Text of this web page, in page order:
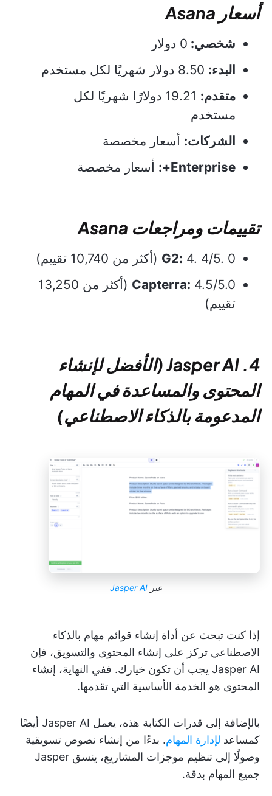
أسعار Asana
شخصي: 0 دولار
البدء:
متقدم:
19.21 دولارًا شهريًا لكل
مستخدم
الشركات: أسعار مخصصة
Enterprise+:
أسعار مخصصة
تقييمات ومراجعات Asana
G2: 4. 4/5. 0 (أكثر من 10,740 تقييم)
Capterra:
4.5/5.0 (أكثر من 13,250
تقييم)
4. Jasper AI (الأفضل لإنشاء
المحتوى والمساعدة في المهام
المدعومة بالذكاء الاصطناعي)
عبر Jasper AI
إذا كنت تبحث عن أداة إنشاء قوائم مهام بالذكاء
الاصطناعي تركز على إنشاء المحتوى والتسويق، فإن
Jasper AI يجب أن تكون خيارك. ففي النهاية، إنشاء
المحتوى هو الخدمة الأساسية التي تقدمها.
بالإضافة إلى قدرات الكتابة هذه، يعمل Jasper AI أيضًا
كمساعد لإدارة المهام. بدءًا من إنشاء نصوص تسويقية
وصولًا إلى تنظيم موجزات المشاريع، ينسق Jasper
جميع المهام بدقة.